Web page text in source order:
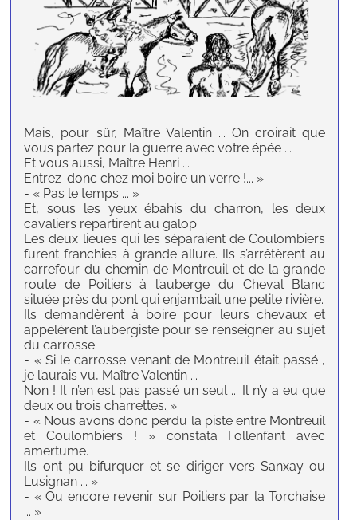
Mais, pour sûr, Maître Valentin ... On croirait que
vous partez pour la guerre avec votre épée ...
Et vous aussi, Maître Henri ...
Entrez-donc chez moi boire un verre !... »
- « Pas le temps ... »
Et, sous les yeux ébahis du charron, les deux
cavaliers repartirent au galop.
Les deux lieues qui les séparaient de Coulombiers
furent franchies à grande allure. Ils s’arrêtèrent au
carrefour du chemin de Montreuil et de la grande
route de Poitiers à l’auberge du Cheval Blanc
située près du pont qui enjambait une petite rivière.
Ils demandèrent à boire pour leurs chevaux et
appelèrent l’aubergiste pour se renseigner au sujet
du carrosse.
- « Si le carrosse venant de Montreuil était passé ,
je l’aurais vu, Maître Valentin ...
Non ! Il n’en est pas passé un seul ... Il n’y a eu que
deux ou trois charrettes. »
- « Nous avons donc perdu la piste entre Montreuil
et Coulombiers ! » constata Follenfant avec
amertume.
Ils ont pu bifurquer et se diriger vers Sanxay ou
Lusignan ... »
- « Ou encore revenir sur Poitiers par la Torchaise
... »